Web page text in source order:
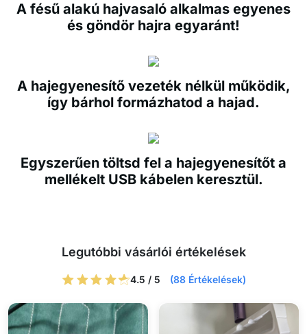
A fésű alakú hajvasaló alkalmas egyenes
és göndör hajra egyaránt!
A hajegyenesítő vezeték nélkül működik,
így bárhol formázhatod a hajad.
Egyszerűen töltsd fel a hajegyenesítőt a
mellékelt USB kábelen keresztül.
Legutóbbi vásárlói értékelések
4.5 / 5 (88 Értékelések)